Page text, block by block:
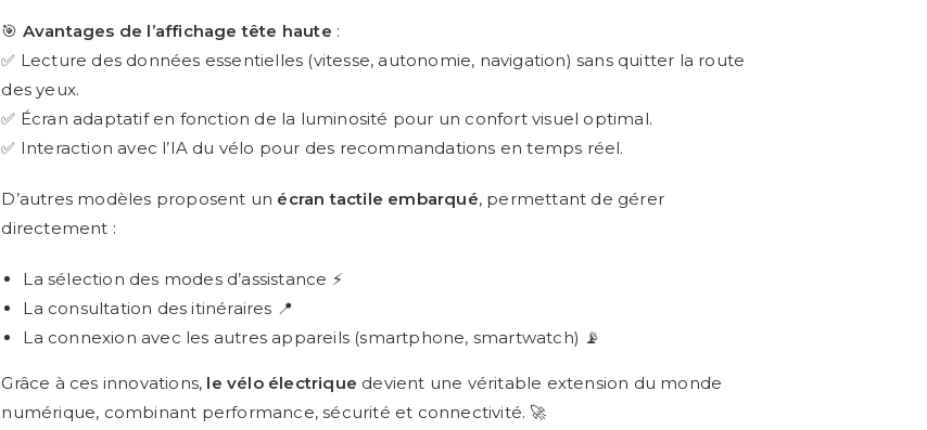
🎯 Avantages de l’affichage tête haute :
✅ Lecture des données essentielles (vitesse, autonomie, navigation) sans quitter la route
des yeux.
✅ Écran adaptatif en fonction de la luminosité pour un confort visuel optimal.
✅ Interaction avec l’IA du vélo pour des recommandations en temps réel.
D’autres modèles proposent un écran tactile embarqué, permettant de gérer
directement :
La sélection des modes d’assistance ⚡
La consultation des itinéraires 📍
La connexion avec les autres appareils (smartphone, smartwatch) 📡
Grâce à ces innovations, le vélo électrique devient une véritable extension du monde
numérique, combinant performance, sécurité et connectivité. 🚀